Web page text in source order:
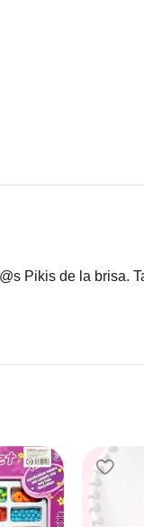
Pikis de la brisa.